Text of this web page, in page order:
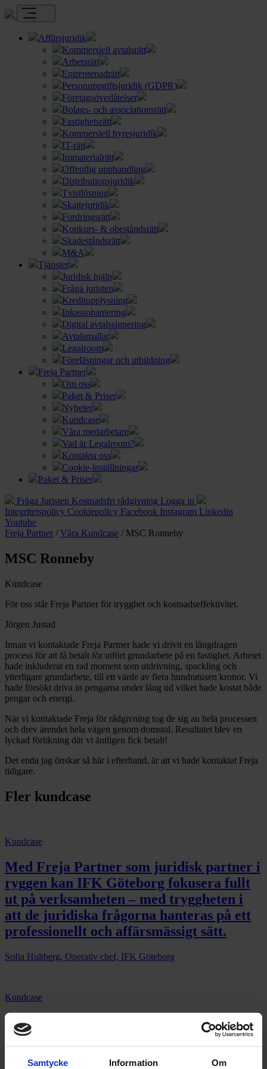
Samtycke Information Om
Affärsjuridik
Kommersiell avtalsrätt
Arbetsrätt
Entreprenadrätt
Personuppgiftsjuridik (GDPR)
Företagsöverlåtelser
Bolags- och associationsrätt
Fastighetsrätt
Kommersiell hyresjuridik
IT-rätt
Immaterialrätt
Offentlig upphandling
Distributionsjuridik
Tvistlösning
Skattejuridik
Fordringsrätt
Konkurs- & obeståndsrätt
Skadeståndsrätt
M&A
Tjänster
Juridisk hjälp
Fråga juristen
Kreditupplysning
Inkassohantering
Digital avtalssignering
Avtalsmallar
Legalroom
Föreläsningar och utbildning
Freja Partner
Om oss
Paket & Priser
Nyheter
Kundcase
Våra medarbetare
Vad är Legalroom?
Kontakta oss
Cookie-inställningar
Paket & Priser
Fråga Juristen Kostnadsfri rådgivning Logga in
Integritetspolicy Cookiepolicy Facebook Instagram Linkedin
Youtube
Freja Partner / Våra Kundcase / MSC Ronneby
MSC Ronneby
Kundcase
För oss står Freja Partner för trygghet och kostnadseffektivitet.
Jörgen Justad
Innan vi kontaktade Freja Partner hade vi drivit en långdragen
process för att få betalt för utfört grundarbete på en fastighet. Arbetet
hade inkluderat en rad moment som utdrivning, spackling och
ytterligare grundarbete, till ett värde av flera hundratusen kronor. Vi
hade försökt driva in pengarna under lång tid vilket hade kostat både
pengar och energi.
När vi kontaktade Freja för rådgivning tog de sig an hela processen
och drev ärendet hela vägen genom domstol. Resultatet blev en
lyckad förlikning där vi äntligen fick betalt!
Det enda jag önskar så här i efterhand, är att vi hade kontaktat Freja
tidigare.
Fler kundcase
Kundcase
Med Freja Partner som juridisk partner i
ryggen kan IFK Göteborg fokusera fullt
ut på verksamheten – med tryggheten i
att de juridiska frågorna hanteras på ett
professionellt och affärsmässigt sätt.
Sofia Hultberg, Operativ chef, IFK Göteborg
Kundcase
Vi vill rikta ett extra varmt tack till vår
kontaktperson Andreas, som hela tiden